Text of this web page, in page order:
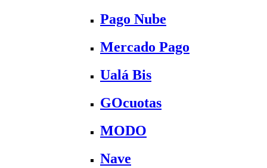
Pago Nube
Mercado Pago
Ualá Bis
GOcuotas
MODO
Nave